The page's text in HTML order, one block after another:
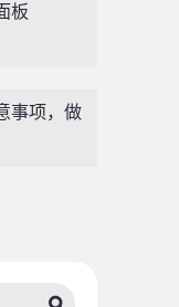
板
事项，做